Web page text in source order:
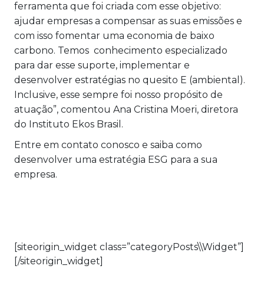
ferramenta que foi criada com esse objetivo:
ajudar empresas a compensar as suas emissões e
com isso fomentar uma economia de baixo
carbono. Temos conhecimento especializado
para dar esse suporte, implementar e
desenvolver estratégias no quesito E (ambiental).
Inclusive, esse sempre foi nosso propósito de
atuação”, comentou Ana Cristina Moeri, diretora
do Instituto Ekos Brasil.
Entre em contato conosco e saiba como
desenvolver uma estratégia ESG para a sua
empresa.
[siteorigin_widget class=”categoryPosts\\Widget”]
[/siteorigin_widget]